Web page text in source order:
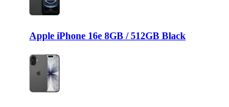
Apple iPhone 16e 8GB / 512GB Black